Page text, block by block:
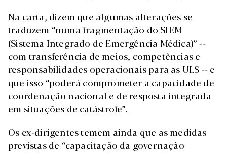
Na carta, dizem que algumas alterações se
traduzem “numa fragmentação do SIEM
(Sistema Integrado de Emergência Médica)” --
com transferência de meios, competências e
responsabilidades operacionais para as ULS -- e
que isso “poderá comprometer a capacidade de
coordenação nacional e de resposta integrada
em situações de catástrofe”.
Os ex-dirigentes temem ainda que as medidas
previstas de “capacitação da governação